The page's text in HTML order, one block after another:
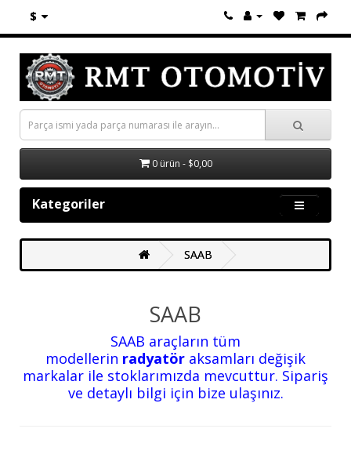
$
0 ürün - $0,00
Kategoriler
SAAB
SAAB
SAAB araçların tüm
modellerin radyatör aksamları değişik
markalar ile stoklarımızda mevcuttur. Sipariş
ve detaylı bilgi için bize ulaşınız.